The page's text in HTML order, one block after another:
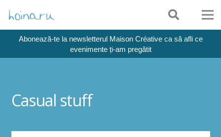
Abonează-te la newsletterul Maison Créative ca să afli ce
evenimente ți-am pregătit
Casual stuff